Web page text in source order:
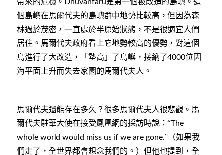
Dhuvanfaru
個島嶼在馬爾代夫的島嶼群中地勢比較高，但因為森
林過於茂密，一直處於半原始狀態，不是很適宜人們
居住。馬爾代夫政府看上它地勢較高的優勢，對這個
島進行了大改造，「墊高」了島嶼，接納了4000位因
海平面上升而失去家園的馬爾代夫人。
馬爾代夫還能存在多久？很多馬爾代夫人很悲觀。馬
爾代夫駐華大使在接受鳳凰網的採訪時說：“The
whole world would miss us if we are gone.”（如果我
們走了，全世界都會想念我們的。）但他也提到，全